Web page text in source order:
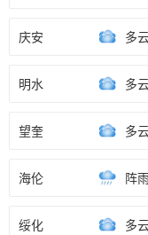
庆安 多
明水 多
望奎 多
海伦 阵
绥化 多